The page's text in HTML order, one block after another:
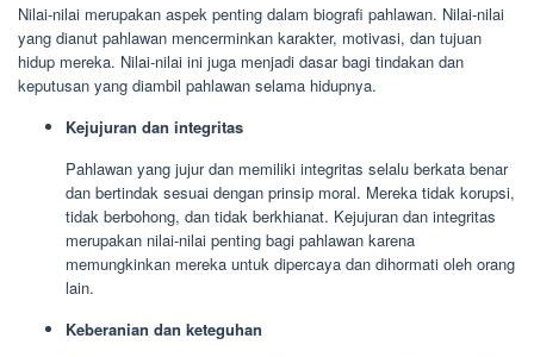
Nilai-nilai merupakan aspek penting dalam biografi pahlawan. Nilai-nilai
yang dianut pahlawan mencerminkan karakter, motivasi, dan tujuan
hidup mereka. Nilai-nilai ini juga menjadi dasar bagi tindakan dan
keputusan yang diambil pahlawan selama hidupnya.
Kejujuran dan integritas
Pahlawan yang jujur dan memiliki integritas selalu berkata benar
dan bertindak sesuai dengan prinsip moral. Mereka tidak korupsi,
tidak berbohong, dan tidak berkhianat. Kejujuran dan integritas
merupakan nilai-nilai penting bagi pahlawan karena
memungkinkan mereka untuk dipercaya dan dihormati oleh orang
lain.
Keberanian dan keteguhan